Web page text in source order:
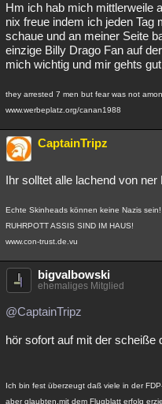
Hm ich hab mich mittlerweile
nix freue indem ich jeden Tag
schaue und an meiner Seite
einzige Billy Drago Fan auf
mich wichtig und mir gehts
they arrested 7 men but fear was not
www.werbeplatz.org/canan1988
CaptainTripz
Ihr solltet alle lachend von
Echte Skinheads können keine Nazis sein!
RUHRPOTT ASSIS SIND IM HAUS!
www.con-trust.de.vu
bigvalbowski
ehemaliges Mitglied
@CaptainTripz
hör sofort auf mit der scheiße
Ich bin fest überzeugt daß viele in der
aber glaubten,mit dem Flugblatt erfolg